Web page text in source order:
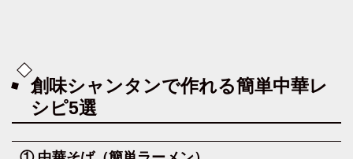
創味シャンタンで作れる簡単中華レ
シピ5選